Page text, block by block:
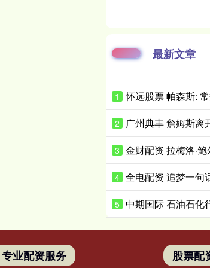
最新文章
1
2
3
4
5
专业配资服务 股票配